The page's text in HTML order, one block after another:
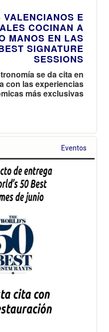
VALENCIANOS E
COCINAN A
MANOS EN LAS
SIGNATURE
SESSIONS
se da cita en
con las experiencias
más exclusivas
Eventos